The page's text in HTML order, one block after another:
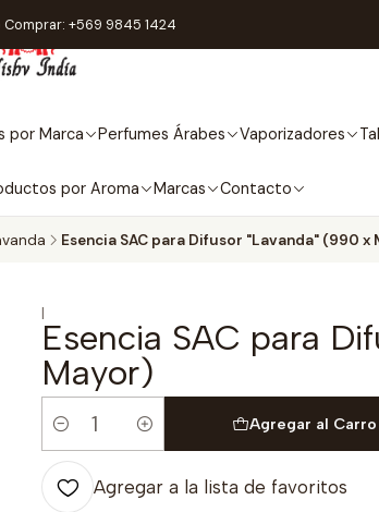
por Marca Perfumes Árabes Vaporizadores
por Aroma Marcas Contacto
+569 9845 1424
Esencia SAC para Difusor "Lavanda" (990 x
|
Esencia SAC para
Mayor)
Cantidad
Agregar al Carro
Agregar a la lista de favoritos